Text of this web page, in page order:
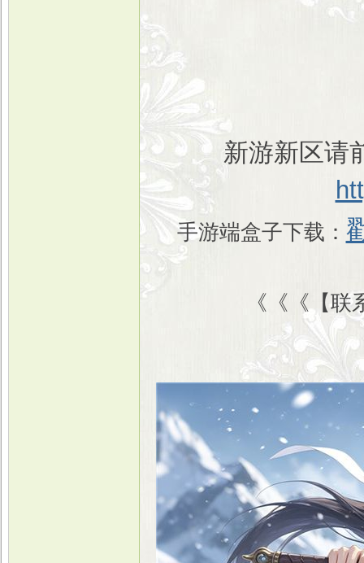
新游新区请
手游端盒子下载：
《《《【联